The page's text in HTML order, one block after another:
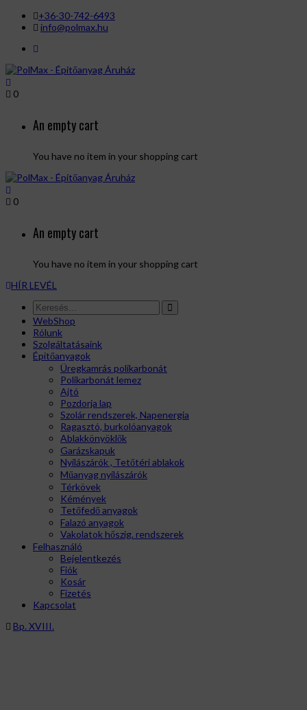
+36-30-742-6493
info@polmax.hu
0
An empty cart
You have no item in your shopping cart
0
An empty cart
You have no item in your shopping cart
HÍR LEVÉL
WebShop
Rólunk
Szolgáltatásaink
Épitőanyagok
Üregkamrás polikarbonát
Polikarbonát lemez
Ajtó
Pozdorja lap
Szolár rendszerek, Napenergia
Ragasztó, burkolóanyagok
Ablakkönyöklők
Garázskapuk
Nyílászárók , Tetőtéri ablakok
Műanyag nyílászárók
Térkövek
Kémények
Tetőfedő anyagok
Falazó anyagok
Vakolatok hőszig. rendszerek
Felhasználó
Bejelentkezés
Fiók
Kosár
Fizetés
Kapcsolat
Bp. XVIII.